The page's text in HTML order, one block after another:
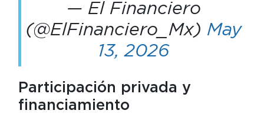
— El Financiero
(@ElFinanciero_Mx) May
13, 2026
Participación privada y
financiamiento